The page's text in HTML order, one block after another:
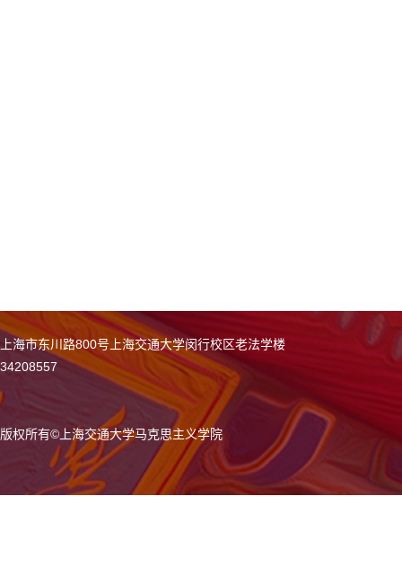
上海市东川路800号上海交通大学闵行校区老法学楼
34208557
版权所有© 上海交通大学马克思主义学院